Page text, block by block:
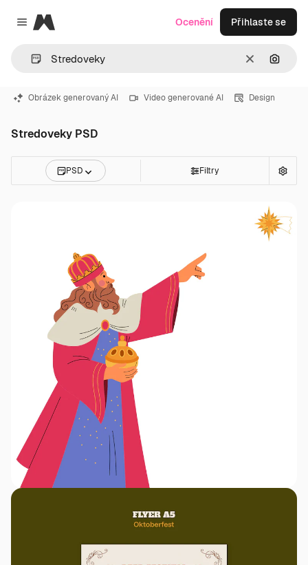
Close menu
Magnific
ZrušitHledat
Ocenění Přihlaste se
Obrázek generovaný AI Video generované AI Design
Stredoveky PSD
PSD Filtry